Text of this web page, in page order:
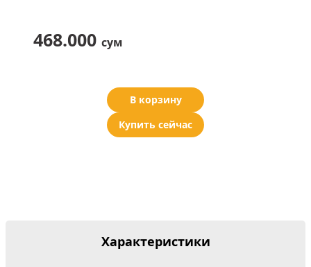
468.000 сум
В корзину
Купить сейчас
Характеристики